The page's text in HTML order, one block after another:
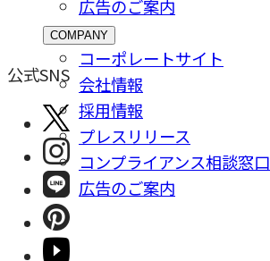
広告のご案内
COMPANY
コーポレートサイト
会社情報
採⽤情報
プレスリリース
コンプライアンス相談窓⼝
広告のご案内
公式SNS